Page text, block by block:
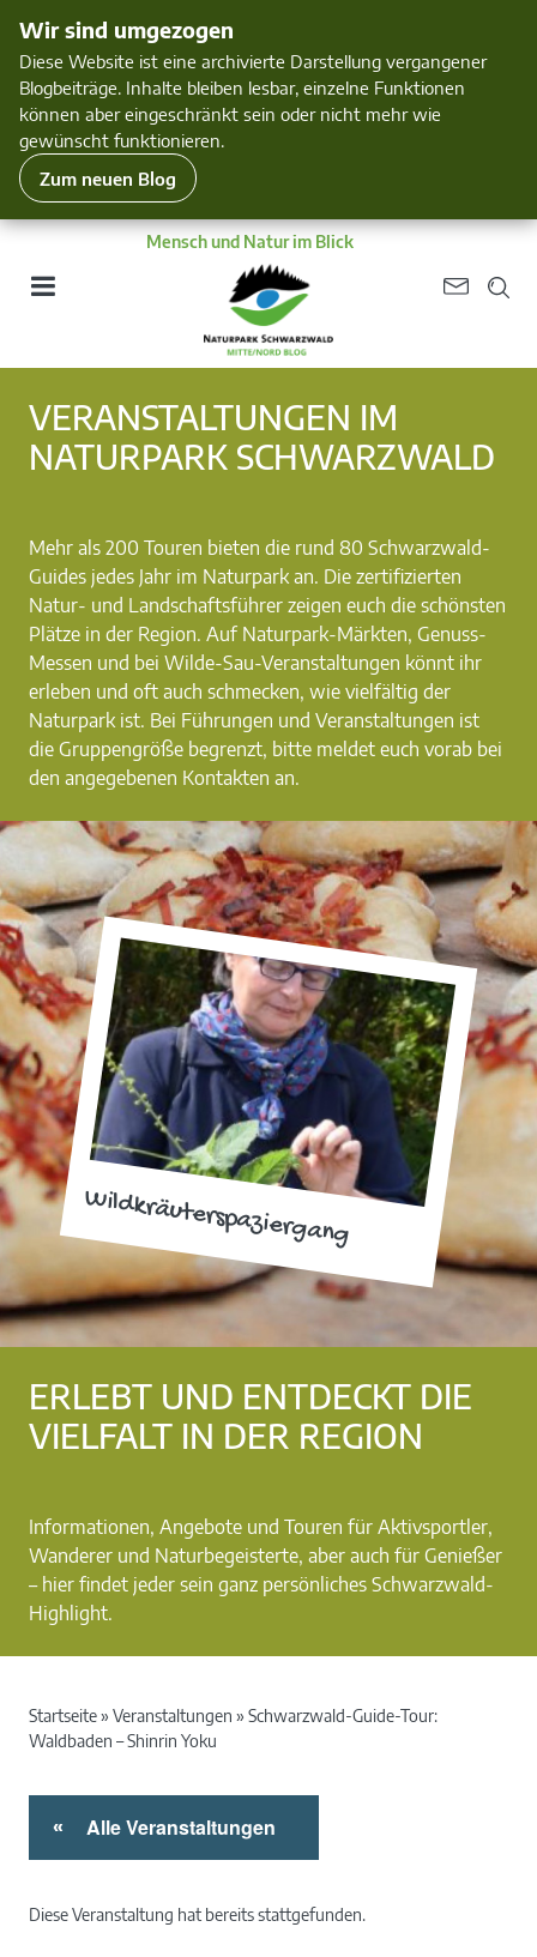
Wir sind umgezogen
Diese Website ist eine archivierte Darstellung vergangener
Blogbeiträge. Inhalte bleiben lesbar, einzelne Funktionen
können aber eingeschränkt sein oder nicht mehr wie
gewünscht funktionieren.
Zum neuen Blog
Mensch und Natur im Blick
Wildkräuterspaziergang
VERANSTALTUNGEN IM
NATURPARK SCHWARZWALD
Mehr als 200 Touren bieten die rund 80 Schwarzwald-
Guides jedes Jahr im Naturpark an. Die zertifizierten
Natur- und Landschaftsführer zeigen euch die schönsten
Plätze in der Region. Auf Naturpark-Märkten, Genuss-
Messen und bei Wilde-Sau-Veranstaltungen könnt ihr
erleben und oft auch schmecken, wie vielfältig der
Naturpark ist. Bei Führungen und Veranstaltungen ist
die Gruppengröße begrenzt, bitte meldet euch vorab bei
den angegebenen Kontakten an.
ERLEBT UND ENTDECKT DIE
VIELFALT IN DER REGION
Informationen, Angebote und Touren für Aktivsportler,
Wanderer und Naturbegeisterte, aber auch für Genießer
– hier findet jeder sein ganz persönliches Schwarzwald-
Highlight.
Startseite» Veranstaltungen » Schwarzwald-Guide-Tour:
Waldbaden – Shinrin Yoku
« Alle Veranstaltungen
Diese Veranstaltung hat bereits stattgefunden.